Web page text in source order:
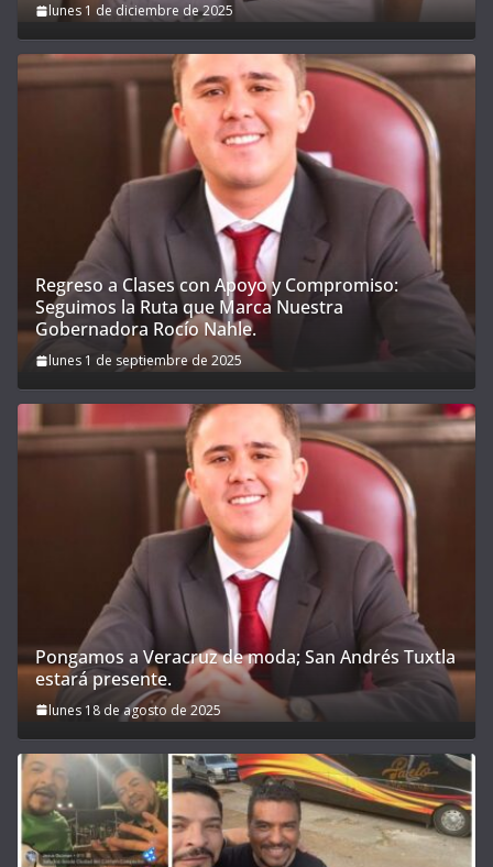
lunes 1 de diciembre de 2025
Regreso a Clases con Apoyo y Compromiso:
Seguimos la Ruta que Marca Nuestra
Gobernadora Rocío Nahle.
lunes 1 de septiembre de 2025
Pongamos a Veracruz de moda; San Andrés Tuxtla
estará presente.
lunes 18 de agosto de 2025